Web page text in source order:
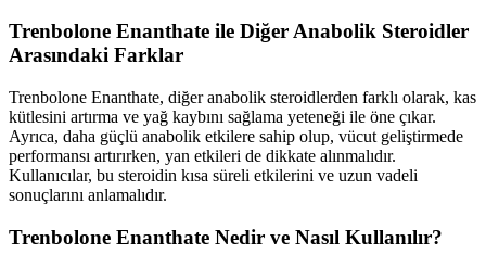
Trenbolone Enanthate ile Diğer Anabolik Steroidler
Arasındaki Farklar
Trenbolone Enanthate, diğer anabolik steroidlerden farklı olarak, kas
kütlesini artırma ve yağ kaybını sağlama yeteneği ile öne çıkar.
Ayrıca, daha güçlü anabolik etkilere sahip olup, vücut geliştirmede
performansı artırırken, yan etkileri de dikkate alınmalıdır.
Kullanıcılar, bu steroidin kısa süreli etkilerini ve uzun vadeli
sonuçlarını anlamalıdır.
Trenbolone Enanthate Nedir ve Nasıl Kullanılır?